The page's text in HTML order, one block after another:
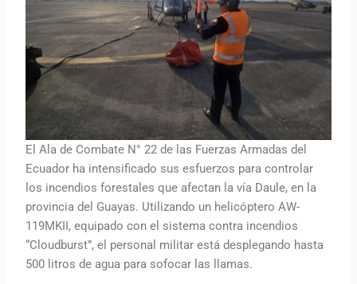
El Ala de Combate N° 22 de las Fuerzas Armadas del
Ecuador ha intensificado sus esfuerzos para controlar
los incendios forestales que afectan la vía Daule, en la
provincia del Guayas. Utilizando un helicóptero AW-
119MKII, equipado con el sistema contra incendios
“Cloudburst”, el personal militar está desplegando hasta
500 litros de agua para sofocar las llamas.